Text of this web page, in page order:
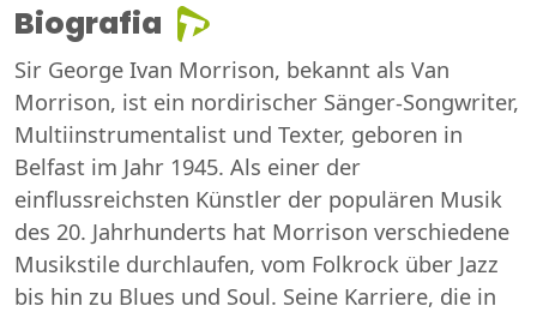
Biografia
Sir George Ivan Morrison, bekannt als Van
Morrison, ist ein nordirischer Sänger-Songwriter,
Multiinstrumentalist und Texter, geboren in
Belfast im Jahr 1945. Als einer der
einflussreichsten Künstler der populären Musik
des 20. Jahrhunderts hat Morrison verschiedene
Musikstile durchlaufen, vom Folkrock über Jazz
bis hin zu Blues und Soul. Seine Karriere, die in